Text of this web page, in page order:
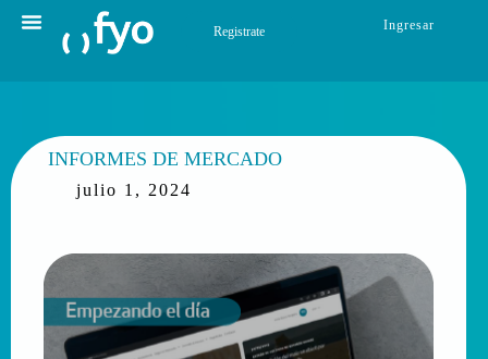
Registrate Ingresar
INFORMES DE MERCADO
julio 1, 2024